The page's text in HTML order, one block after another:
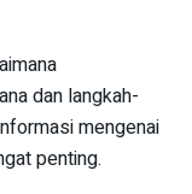
dan langkah-
mengenai
penting.